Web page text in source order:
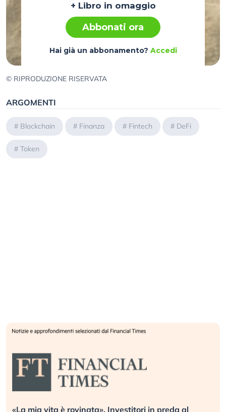
+ Libro in omaggio
Abbonati ora
Hai già un abbonamento? Accedi
© RIPRODUZIONE RISERVATA
ARGOMENTI
# Blockchain # Finanza # Fintech # DeFi
# Token
«La mia vita è rovinata». Investitori in preda al